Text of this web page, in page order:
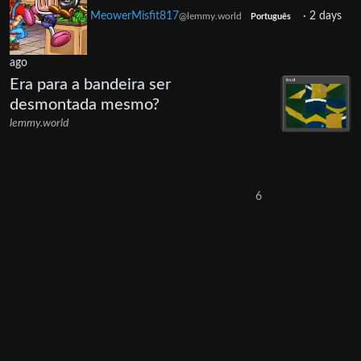
MeowerMisfit817@lemmy.world Português · 2 days
ago
Era para a bandeira ser
desmontada mesmo?
lemmy.world
6